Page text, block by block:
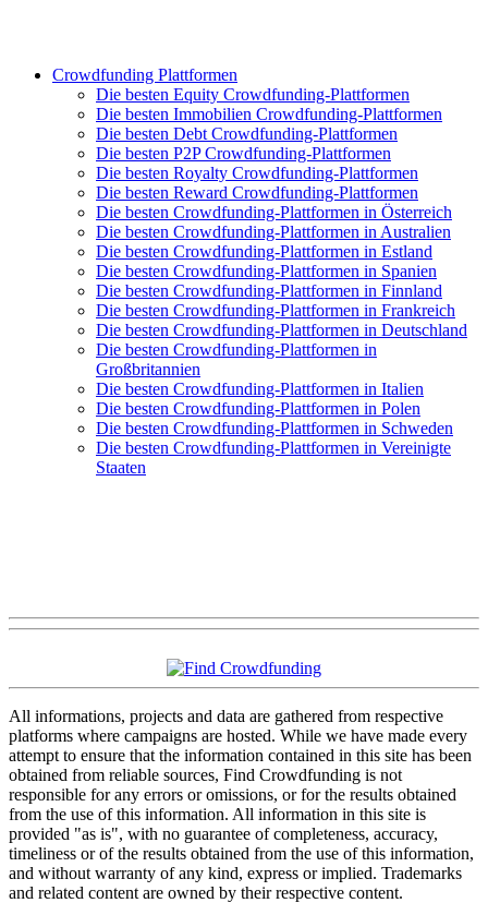
Crowdfunding Plattformen
Die besten Equity Crowdfunding-Plattformen
Die besten Immobilien Crowdfunding-Plattformen
Die besten Debt Crowdfunding-Plattformen
Die besten P2P Crowdfunding-Plattformen
Die besten Royalty Crowdfunding-Plattformen
Die besten Reward Crowdfunding-Plattformen
Die besten Crowdfunding-Plattformen in Österreich
Die besten Crowdfunding-Plattformen in Australien
Die besten Crowdfunding-Plattformen in Estland
Die besten Crowdfunding-Plattformen in Spanien
Die besten Crowdfunding-Plattformen in Finnland
Die besten Crowdfunding-Plattformen in Frankreich
Die besten Crowdfunding-Plattformen in Deutschland
Die besten Crowdfunding-Plattformen in
Großbritannien
Die besten Crowdfunding-Plattformen in Italien
Die besten Crowdfunding-Plattformen in Polen
Die besten Crowdfunding-Plattformen in Schweden
Die besten Crowdfunding-Plattformen in Vereinigte
Staaten
All informations, projects and data are gathered from respective
platforms where campaigns are hosted. While we have made every
attempt to ensure that the information contained in this site has been
obtained from reliable sources, Find Crowdfunding is not
responsible for any errors or omissions, or for the results obtained
from the use of this information. All information in this site is
provided "as is", with no guarantee of completeness, accuracy,
timeliness or of the results obtained from the use of this information,
and without warranty of any kind, express or implied. Trademarks
and related content are owned by their respective content.